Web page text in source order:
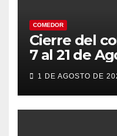
COMEDOR
Cierre del
7 al 21 de
vacaciones
1 DE AGOSTO DE